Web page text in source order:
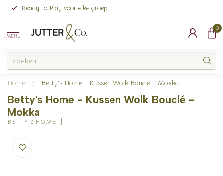
Ready to Play voor elke groep
MENU
0
Home / Betty's Home - Kussen Wolk Bouclé - Mokka
Betty's Home - Kussen Wolk Bouclé -
Mokka
BETTY'S HOME